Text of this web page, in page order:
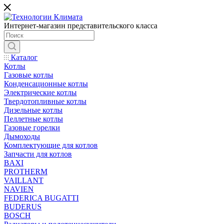
Интернет-магазин представительского класса
Каталог
Котлы
Газовые котлы
Конденсационные котлы
Электрические котлы
Твердотопливные котлы
Дизельные котлы
Пеллетные котлы
Газовые горелки
Дымоходы
Комплектующие для котлов
Запчасти для котлов
BAXI
PROTHERM
VAILLANT
NAVIEN
FEDERICA BUGATTI
BUDERUS
BOSCH